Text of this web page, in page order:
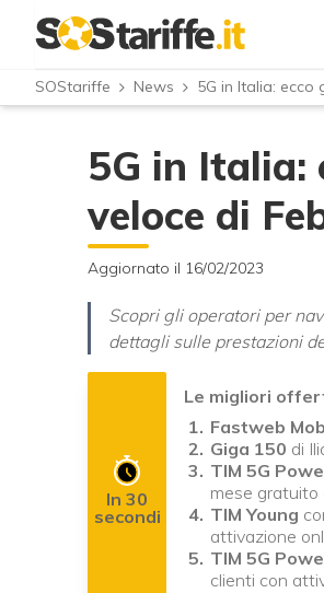
SOStariffe News 5G in Italia: ecco
5G in Italia:
veloce di
Aggiornato il 16/02/2023
Scopri gli operatori per
dettagli sulle prestazioni
In 30
secondi
Le migliori
Fastweb
Giga 150 di
TIM 5G
mese gratuito
TIM Young
attivazione
TIM 5G
clienti con